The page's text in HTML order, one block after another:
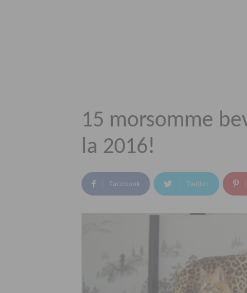
15 morsomme
la 2016!
Facebook Twitter